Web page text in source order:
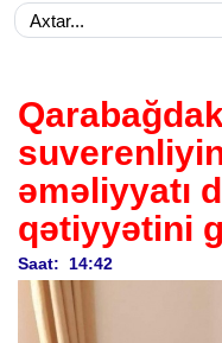
əməliyyatı
qətiyyətini
Saat: 14:42